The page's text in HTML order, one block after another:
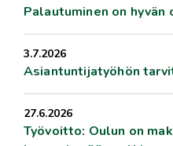
Palautuminen on hyvän
3.7.2026
Asiantuntijatyöhön
27.6.2026
Työvoitto: Oulun on